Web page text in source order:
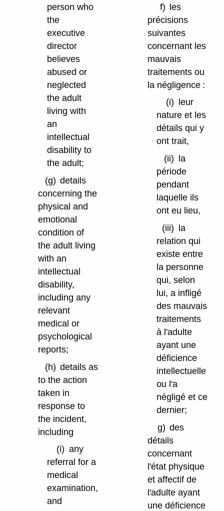
person who
the
executive
director
believes
abused or
neglected
the adult
living with
an
intellectual
disability to
the adult;
(g) details
concerning the
physical and
emotional
condition of
the adult living
with an
intellectual
disability,
including any
relevant
medical or
psychological
reports;
(h) details as
to the action
taken in
response to
the incident,
including
(i) any
referral for a
medical
examination,
and
f) les
précisions
suivantes
concernant les
mauvais
traitements ou
la négligence :
(i)
leur
nature et les
détails qui y
ont trait,
(ii)
la
période
pendant
laquelle ils
ont eu lieu,
(iii)
la
relation qui
existe entre
la personne
qui, selon
lui, a infligé
des mauvais
traitements
à l'adulte
ayant une
déficience
intellectuelle
ou l'a
négligé et ce
dernier;
g) des
détails
concernant
l'état physique
et affectif de
l'adulte ayant
une déficience